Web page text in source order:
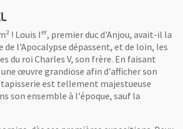
! Louis I er, premier duc d'Anjou, avait-il la
l'Apocalypse dépassent, et de loin, les
du roi Charles V, son frère. En faisant
une œuvre grandiose afin d'afficher son
est tellement majestueuse
son ensemble à l'époque, sauf la